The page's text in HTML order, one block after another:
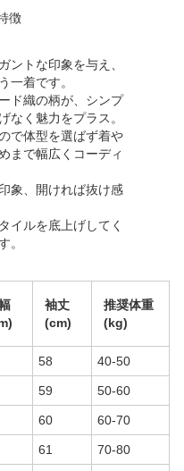
徴
ントな印象を与え、
一着です。
ド織の柄が、シンプ
なく魅力をプラス。
で体型を選ばず着や
まで幅広くコーディ
象、開ければ抜け感
イルを底上げしてく
。
袖丈
(cm)
推奨体重
(kg)
58 40-50
59 50-60
60 60-70
61 70-80